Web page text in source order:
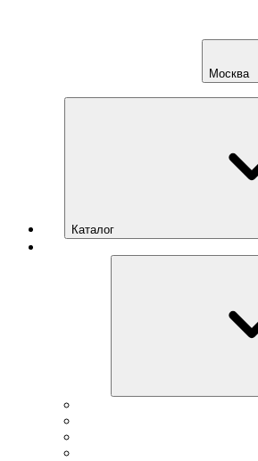
Москва
Каталог